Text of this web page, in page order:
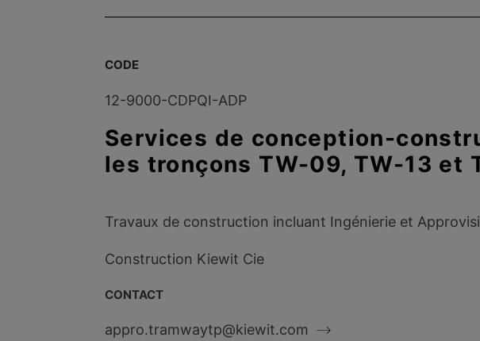
CODE
12-9000-CDPQI-ADP
Services de conception-
les tronçons TW-09, TW-13 et
Travaux de construction incluant Ingénierie et
Construction Kiewit Cie
CONTACT
appro.tramwaytp@kiewit.com